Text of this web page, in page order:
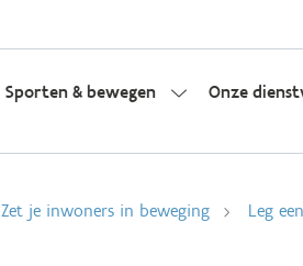
Sporten & bewegen Onze
Zet je inwoners in beweging Leg